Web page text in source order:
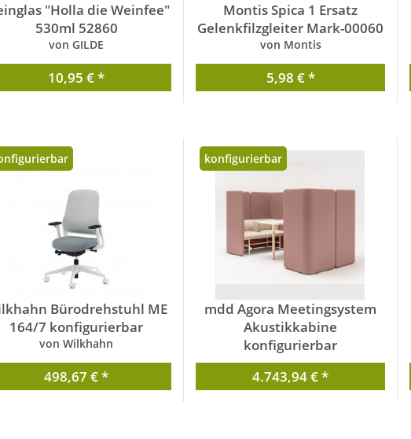
"Holla die Weinfee"
530ml 52860
von GILDE
10,95 € *
Montis Spica 1 Ersatz
Gelenkfilzgleiter Mark-00060
von Montis
5,98 € *
Bürodrehstuhl ME
164/7 konfigurierbar
von Wilkhahn
498,67 € *
mdd Agora Meetingsystem
Akustikkabine
konfigurierbar
von mdd
konfigurierbar
4.743,94 € *